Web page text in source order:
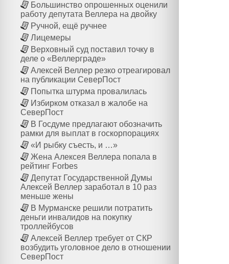
Большинство опрошенных оценили
работу депутата Веллера на двойку
Ручной, ещё ручнее
Лицемеры
Верховный суд поставил точку в
деле о «Веллерграде»
Алексей Веллер резко отреагировал
на публикации СеверПост
Попытка штурма провалилась
Избирком отказал в жалобе на
СеверПост
В Госдуме предлагают обозначить
рамки для выплат в госкорпорациях
«И рыбку съесть, и …»
Жена Алексея Веллера попала в
рейтинг Forbes
Депутат Государственной Думы
Алексей Веллер заработал в 10 раз
меньше жены
В Мурманске решили потратить
деньги инвалидов на покупку
троллейбусов
Алексей Веллер требует от СКР
возбудить уголовное дело в отношении
СеверПост